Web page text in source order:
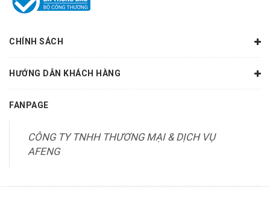
CHÍNH SÁCH
HƯỚNG DẪN KHÁCH HÀNG
FANPAGE
CÔNG TY TNHH THƯƠNG MẠI & DỊCH VỤ
AFENG